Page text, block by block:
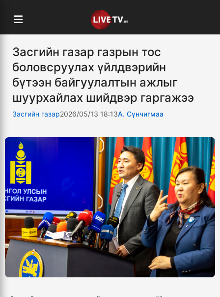
Засгийн газар газрын тос
боловсруулах үйлдвэрийн
бүтээн байгуулалтын ажлыг
шуурхайлах шийдвэр гаргажээ
Засгийн газар2026/05/13 18:13А. Сүнчигмаа